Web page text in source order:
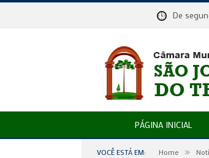
De
PÁGINA INICIAL
VOCÊ ESTÁ EM: Home »